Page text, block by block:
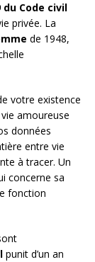
Code civil
privée. La
de 1948,
votre existence
amoureuse
données
entre vie
à tracer. Un
concerne sa
fonction
punit d’un an